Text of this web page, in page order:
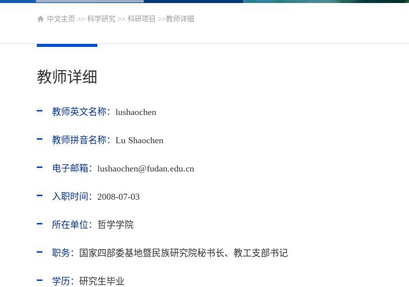
工支部书记
中文主页 >> 科学研究 >> 科研项目 >>教师详细
教师详细
教师英文名称： lushaochen
教师拼音名称： Lu Shaochen
电子邮箱： lushaochen@fudan.edu.cn
入职时间： 2008-07-03
所在单位： 哲学学院
职务： 国家四部委基地暨民族研究院秘书长、教工支部书记
学历： 研究生毕业